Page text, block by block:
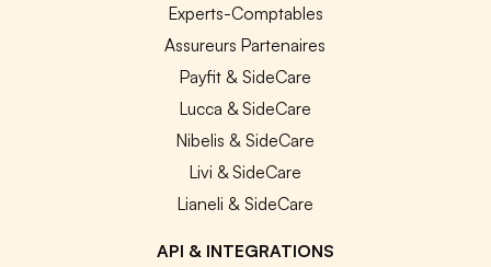
Experts-Comptables
Assureurs Partenaires
Payfit & SideCare
Lucca & SideCare
Nibelis & SideCare
Livi & SideCare
Lianeli & SideCare
API & INTEGRATIONS